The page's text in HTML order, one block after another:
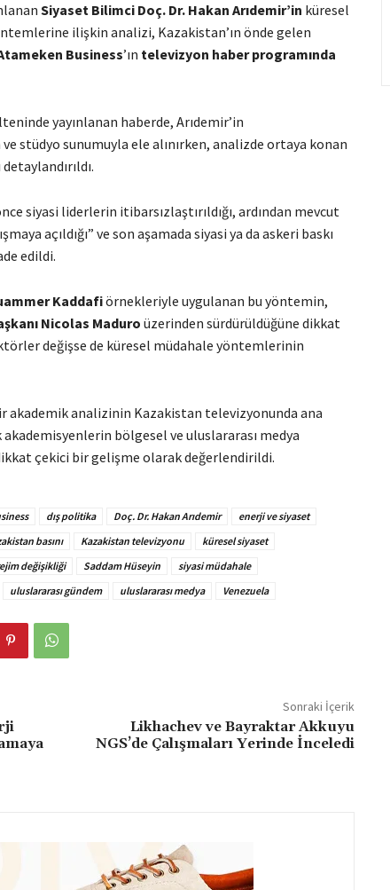
Siyaset Bilimci Doç. Dr. Hakan Arıdemir’in küresel
ilişkin analizi, Kazakistan’ın önde gelen
Business’ın televizyon haber programında
yayınlanan haberde, Arıdemir’in
stüdyo sunumuyla ele alınırken, analizde ortaya konan
siyasi liderlerin itibarsızlaştırıldığı, ardından mevcut
açıldığı” ve son aşamada siyasi ya da askeri baskı
edildi.
Kaddafiörnekleriyle uygulanan bu yöntemin,
Nicolas Maduro üzerinden sürdürüldüğüne dikkat
değişse de küresel müdahale yöntemlerinin
akademik analizinin Kazakistan televizyonunda ana
bölgesel ve uluslararası medya
çekici bir gelişme olarak değerlendirildi.
dış politika Doç. Dr. Hakan Arıdemir
enerji ve siyaset
basını Kazakistan televizyonu
küresel siyaset
değişikliği Saddam Hüseyin
siyasi müdahale
uluslararası gündem uluslararası medya Venezuela
Sonraki İçerik
Likhachev ve Bayraktar Akkuyu
NGS’de Çalışmaları Yerinde İnceledi